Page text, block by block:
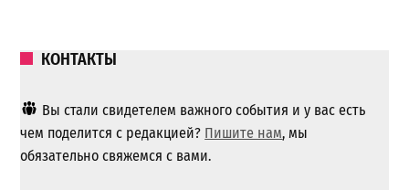
КОНТАКТЫ
Вы стали свидетелем важного события и у вас есть
чем поделится с редакцией? Пишите нам, мы
обязательно свяжемся с вами.